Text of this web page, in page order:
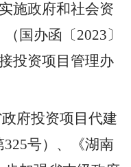
施政府和社会资
国办函〔2023〕
投资项目管理办
政府投资项目代建
325号）、《湖南